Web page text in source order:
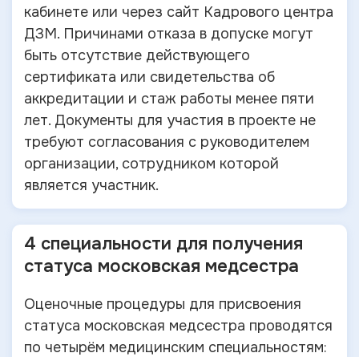
кабинете или через сайт Кадрового центра
ДЗМ. Причинами отказа в допуске могут
быть отсутствие действующего
сертификата или свидетельства об
аккредитации и стаж работы менее пяти
лет. Документы для участия в проекте не
требуют согласования с руководителем
организации, сотрудником которой
является участник.
4 специальности для получения
статуса московская медсестра
Оценочные процедуры для присвоения
статуса московская медсестра проводятся
по четырём медицинским специальностям: